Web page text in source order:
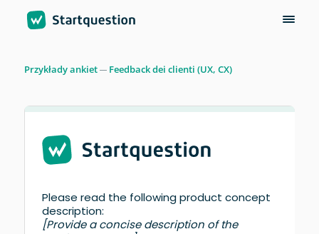
Przykłady ankiet Feedback dei clienti (UX, CX)